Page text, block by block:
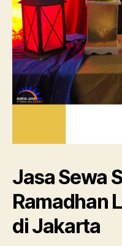
Jasa Sewa
Ramadhan
di Jakarta